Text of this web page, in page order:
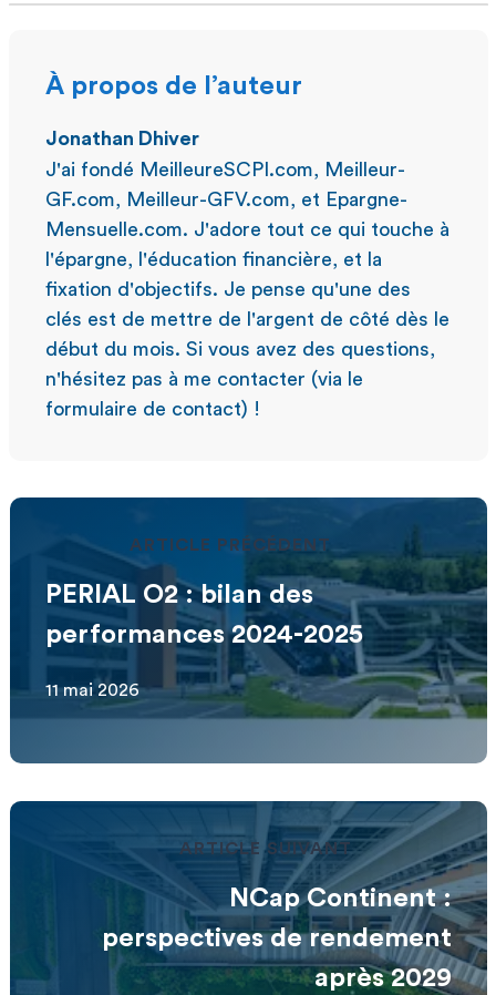
À propos de l’auteur
Jonathan Dhiver
J'ai fondé MeilleureSCPI.com, Meilleur-
GF.com, Meilleur-GFV.com, et Epargne-
Mensuelle.com. J'adore tout ce qui touche à
l'épargne, l'éducation financière, et la
fixation d'objectifs. Je pense qu'une des
clés est de mettre de l'argent de côté dès le
début du mois. Si vous avez des questions,
n'hésitez pas à me contacter (via le
formulaire de contact) !
ARTICLE PRÉCÉDENT
PERIAL O2 : bilan des
performances 2024-2025
11 mai 2026
ARTICLE SUIVANT
NCap Continent :
perspectives de rendement
après 2029